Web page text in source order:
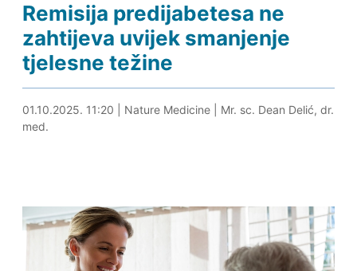
Remisija predijabetesa ne
zahtijeva uvijek smanjenje
tjelesne težine
01.10.2025. 11:49
01.10.2025. 11:20 Nature Medicine| Mr. sc. Dean Delić, dr.
med.